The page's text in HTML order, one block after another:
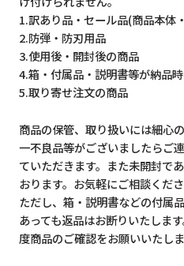
1.訳あり品・セール品(商品本体
2.防弾・防刃用品
3.使用後・開封後の商品
4.箱・付属品・説明書等が納品
5.取り寄せ注文の商品
商品の保管、取り扱いには細心
一不良品等がございましたらご
ていただきます。また未開封で
おります。お気軽にご相談くださ
ただし、箱・説明書などの付属
あっても返品はお断りいたしま
度商品のご確認をお願いいたしま